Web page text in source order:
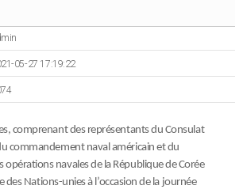
05-27 17:19:22
comprenant des représentants du Consulat
commandement naval américain et du
navales de la République de Corée
des Nations-unies à l’occasion de la journée